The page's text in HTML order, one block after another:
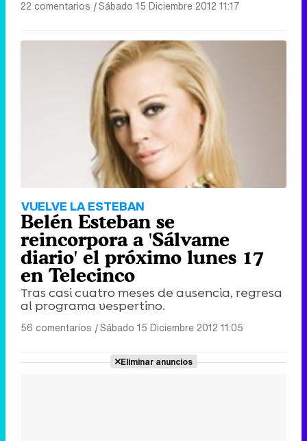
22 comentarios |Sábado 15 Diciembre 2012 11:17
VUELVE LA ESTEBAN
Belén Esteban se
reincorpora a 'Sálvame
diario' el próximo lunes 17
en Telecinco
Tras casi cuatro meses de ausencia, regresa
al programa vespertino.
56 comentarios |Sábado 15 Diciembre 2012 11:05
Eliminar anuncios